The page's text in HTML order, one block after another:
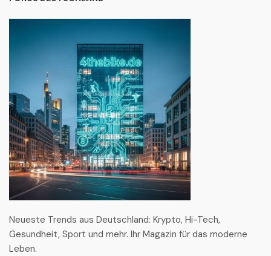
Neueste Trends aus Deutschland: Krypto, Hi-Tech,
Gesundheit, Sport und mehr. Ihr Magazin für das moderne
Leben.